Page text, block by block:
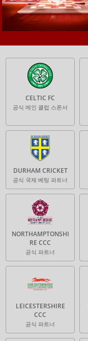
CELTIC FC
공식 메인 클럽 스폰서
DURHAM CRICKET
공식 국제 베팅 파트너
NORTHAMPTONSHI
RE CCC
공식 파트너
LEICESTERSHIRE
CCC
공식 파트너